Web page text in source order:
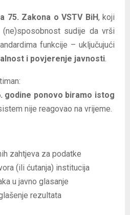
75. Zakona o VSTV BiH, koji
sudije da vrši
funkcije – uključujući
i povjerenje javnosti
godine ponovo biramo istog
nije reagovao na vrijeme.
zahtjeva za podatke
(ili ćutanja) institucija
u javno glasanje
rezultata